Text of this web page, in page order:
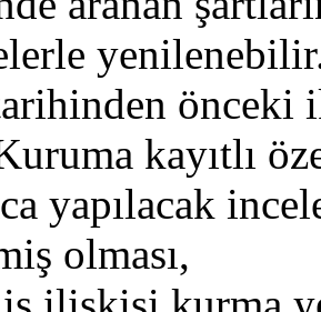
önceki
kayıtlı
yapılacak
olması,